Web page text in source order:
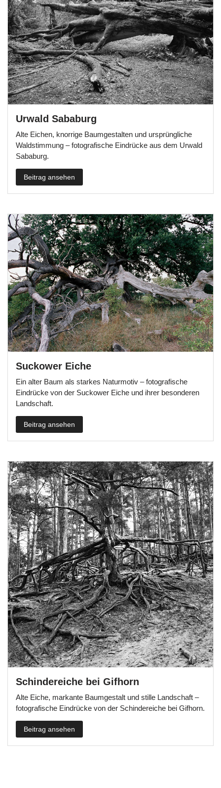
Urwald Sababurg
Alte Eichen, knorrige Baumgestalten und ursprüngliche
Waldstimmung – fotografische Eindrücke aus dem Urwald
Sababurg.
Beitrag ansehen
Suckower Eiche
Ein alter Baum als starkes Naturmotiv – fotografische
Eindrücke von der Suckower Eiche und ihrer besonderen
Landschaft.
Beitrag ansehen
Schindereiche bei Gifhorn
Alte Eiche, markante Baumgestalt und stille Landschaft –
fotografische Eindrücke von der Schindereiche bei Gifhorn.
Beitrag ansehen